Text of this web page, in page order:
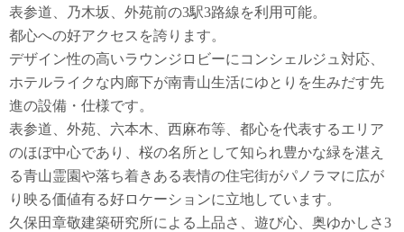
表参道、乃木坂、外苑前の3駅3路線を利用可能。
都心への好アクセスを誇ります。
デザイン性の高いラウンジロビーにコンシェルジュ対応、
ホテルライクな内廊下が南青山生活にゆとりを生みだす先
進の設備・仕様です。
表参道、外苑、六本木、西麻布等、都心を代表するエリア
のほぼ中心であり、桜の名所として知られ豊かな緑を湛え
る青山霊園や落ち着きある表情の住宅街がパノラマに広が
り映る価値有る好ロケーションに立地しています。
久保田章敬建築研究所による上品さ、遊び心、奥ゆかしさ3